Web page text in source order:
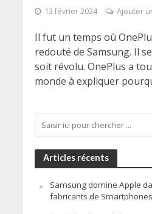
13 février 2024 Ajouter
Il fut un temps où
redouté de Samsung. Il
soit révolu. OnePlus a
monde à expliquer
Articles récents
Samsung domine Apple
fabricants de Smartphones